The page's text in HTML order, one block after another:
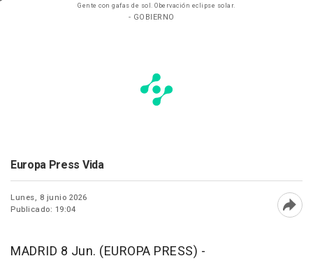
Gente con gafas de sol. Obervación eclipse solar.
- GOBIERNO
Europa Press Vida
Lunes, 8 junio 2026
Publicado: 19:04
MADRID 8 Jun. (EUROPA PRESS) -